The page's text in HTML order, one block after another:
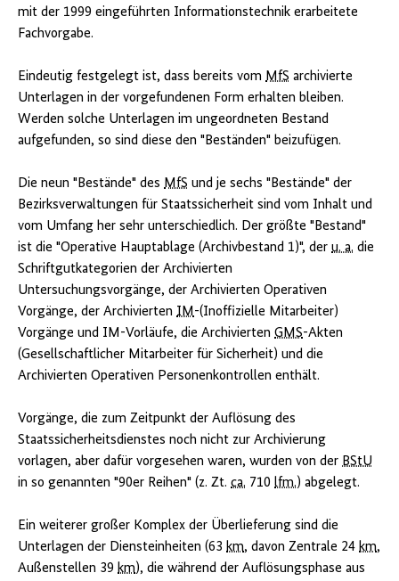
mit der 1999 eingeführten Informationstechnik erarbeitete
Fachvorgabe.
Eindeutig festgelegt ist, dass bereits vom MfS archivierte
Unterlagen in der vorgefundenen Form erhalten bleiben.
Werden solche Unterlagen im ungeordneten Bestand
aufgefunden, so sind diese den "Beständen" beizufügen.
Die neun "Bestände" des MfS und je sechs "Bestände" der
Bezirksverwaltungen für Staatssicherheit sind vom Inhalt und
vom Umfang her sehr unterschiedlich. Der größte "Bestand"
ist die "Operative Hauptablage (Archivbestand 1)", der u. a. die
Schriftgutkategorien der Archivierten
Untersuchungsvorgänge, der Archivierten Operativen
Vorgänge, der Archivierten IM -(Inoffizielle Mitarbeiter)
Vorgänge und IM-Vorläufe, die Archivierten GMS-Akten
(Gesellschaftlicher Mitarbeiter für Sicherheit) und die
Archivierten Operativen Personenkontrollen enthält.
Vorgänge, die zum Zeitpunkt der Auflösung des
Staatssicherheitsdienstes noch nicht zur Archivierung
vorlagen, aber dafür vorgesehen waren, wurden von der BStU
in so genannten "90er Reihen" (z. Zt. ca. 710 lfm.) abgelegt.
Ein weiterer großer Komplex der Überlieferung sind die
Unterlagen der Diensteinheiten (63 km, davon Zentrale 24 km,
Außenstellen 39 km), die während der Auflösungsphase aus